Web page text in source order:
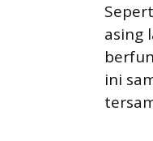
asing
ini